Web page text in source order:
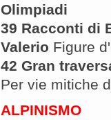
Olimpiadi
39 Racconti di
Valerio Figure
42 Gran
Per vie mitiche
ALPINISMO